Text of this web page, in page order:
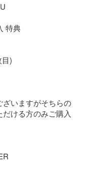
特典
)
いますがそちらの
ける方のみご購入